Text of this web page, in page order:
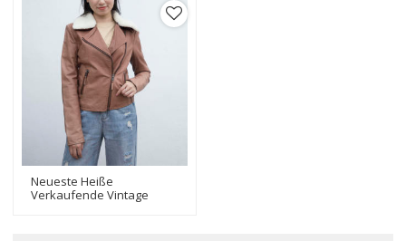
Neueste Heiße
Verkaufende Vintage